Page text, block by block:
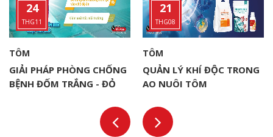
24
THG11
TÔM
GIẢI PHÁP PHÒNG CHỐNG
BỆNH ĐỐM TRẮNG - ĐỎ
21
THG08
TÔM
QUẢN LÝ KHÍ ĐỘC TRONG
AO NUÔI TÔM